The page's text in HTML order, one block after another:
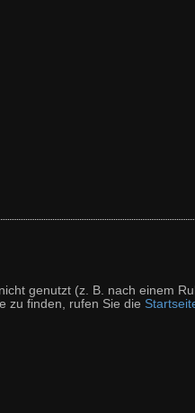
genutzt (z. B. nach einem
zu finden, rufen Sie die